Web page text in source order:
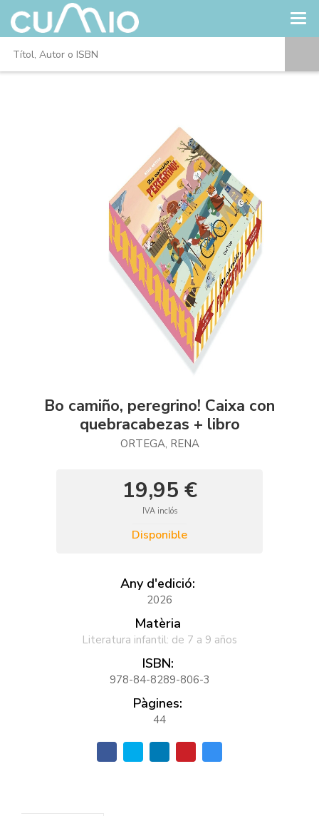
Bo camiño, peregrino! Caixa con
quebracabezas + libro
ORTEGA, RENA
19,95 €
IVA inclós
Disponible
Any d'edició:
2026
Matèria
Literatura infantil: de 7 a 9 años
ISBN:
978-84-8289-806-3
Pàgines:
44